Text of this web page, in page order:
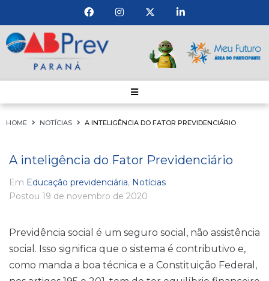
HOME NOTÍCIAS A INTELIGÊNCIA DO FATOR PREVIDENCIÁRIO
A inteligência do Fator Previdenciário
Em Educação previdenciária, Notícias
Postou 19 de novembro de 2020
Previdência social é um seguro social, não assistência
social. Isso significa que o sistema é contributivo e,
como manda a boa técnica e a Constituição Federal,